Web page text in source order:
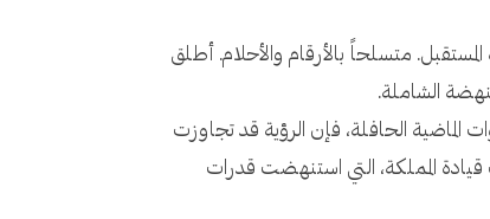
المستقبل. متسلحاً بالأرقام والأحلام. أطلق
تحقق خلال السنوات الماضية الحافلة، فإن الرؤية قد تجاوزت
قيادة المملكة، التي استنهضت قدرات